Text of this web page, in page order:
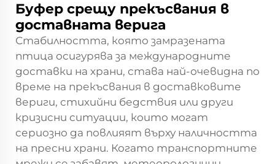
Буфер срещу прекъсвания в
доставната верига
Стабилността, която замразената
птица осигурява за международните
доставки на храни, става най-очевидна по
време на прекъсвания в доставковите
вериги, стихийни бедствия или други
кризисни ситуации, които могат
сериозно да повлияят върху наличността
на пресни храни. Когато транспортните